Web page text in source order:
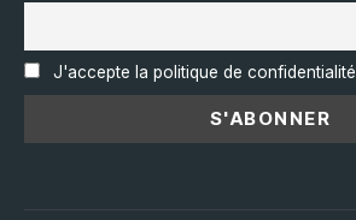
J'accepte la politique de confidentialité